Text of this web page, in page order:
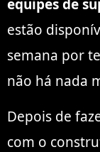
equipes de
estão
semana por
não há nada
Depois de
com o